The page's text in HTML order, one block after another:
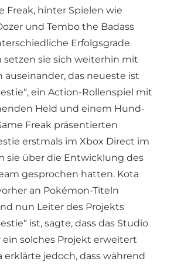
Freak, hinter Spielen wie
und Tembo the Badass
Erfolgsgrade
setzen sie sich weiterhin mit
auseinander, das neueste ist
ein Action-Rollenspiel mit
Held und einem Hund-
Freak präsentierten
erstmals im Xbox Direct im
sie über die Entwicklung des
gesprochen hatten. Kota
an Pokémon-Titeln
nun Leiter des Projekts
ist, sagte, dass das Studio
ein solches Projekt erweitert
erklärte jedoch, dass während